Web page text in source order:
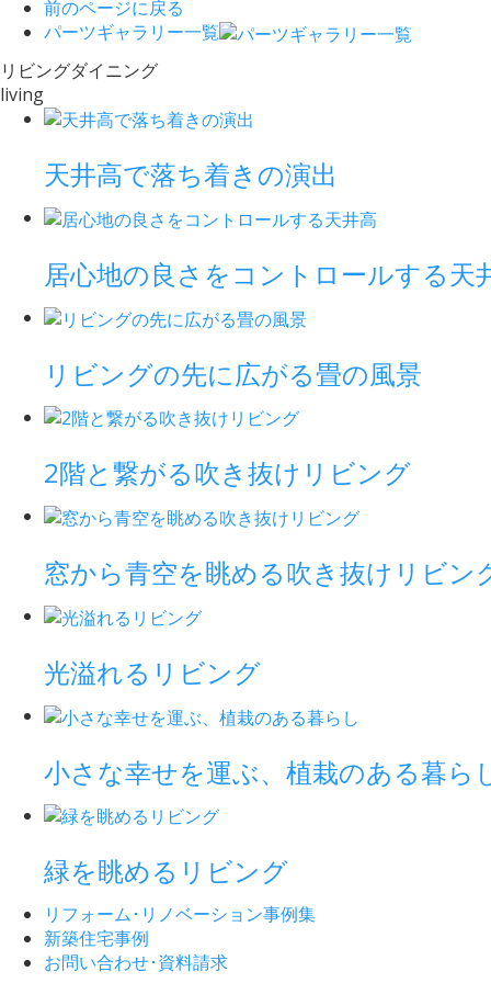
前のページに戻る
パーツギャラリー一覧
リビングダイニング
living
天井高で落ち着きの演出
居心地の良さをコントロールする天
リビングの先に広がる畳の風景
2階と繋がる吹き抜けリビング
窓から青空を眺める吹き抜けリビン
光溢れるリビング
小さな幸せを運ぶ、植栽のある暮ら
緑を眺めるリビング
リフォーム･ リノベーション事例集
新築住宅事例
お問い合わせ･資料請求